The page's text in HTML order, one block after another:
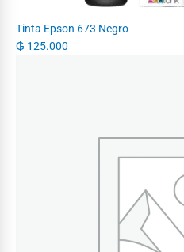
Tinta Epson 673 Negro
₲ 125.000